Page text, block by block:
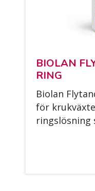
BIO­LAN
RING
Bio­lan
för
rings­lös­ning